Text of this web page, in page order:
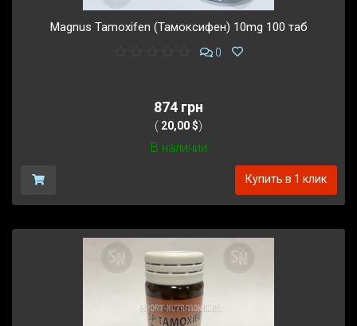
Magnus Tamoxifen (Тамоксифен) 10mg 100 таб
0
874 грн
( 20,00 $)
В наличии
Купить в 1 клик